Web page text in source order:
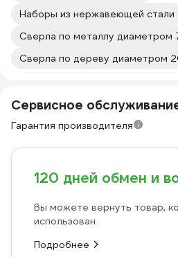
Наборы из нержавеющей стали
Сверла по металлу диаметром
Сверла по дереву диаметром
Сервисное
Гарантия производителя
120 дней обмен и
Вы можете вернуть товар,
использован
Подробнее